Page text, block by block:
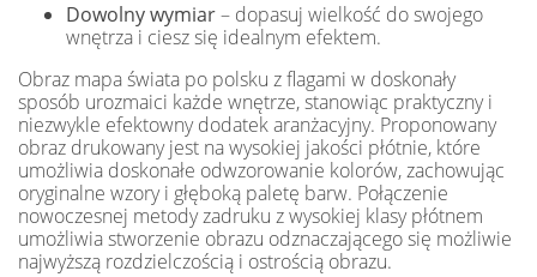
Dowolny wymiar– dopasuj wielkość do swojego
wnętrza i ciesz się idealnym efektem.
Obraz mapa świata po polsku z flagami w doskonały
sposób urozmaici każde wnętrze, stanowiąc praktyczny i
niezwykle efektowny dodatek aranżacyjny. Proponowany
obraz drukowany jest na wysokiej jakości płótnie, które
umożliwia doskonałe odwzorowanie kolorów, zachowując
oryginalne wzory i głęboką paletę barw. Połączenie
nowoczesnej metody zadruku z wysokiej klasy płótnem
umożliwia stworzenie obrazu odznaczającego się możliwie
najwyższą rozdzielczością i ostrością obrazu.